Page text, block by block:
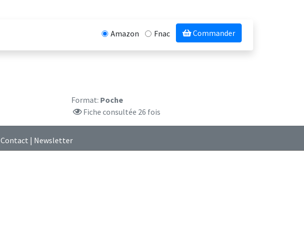
Amazon Fnac Commander
Format: Poche
Fiche consultée 26 fois
Contact | Newsletter